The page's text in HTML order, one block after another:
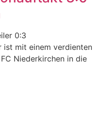
0:3
ist mit einem verdienten
Niederkirchen in die